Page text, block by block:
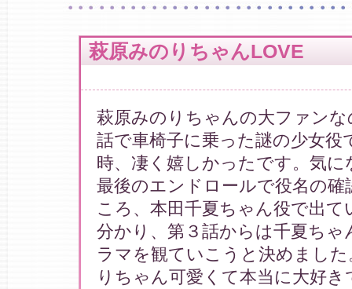
萩原みのりちゃんLOVE
萩原みのりちゃんの大ファンな
話で車椅子に乗った謎の少女役
時、凄く嬉しかったです。気に
最後のエンドロールで役名の確
ころ、本田千夏ちゃん役で出て
分かり、第３話からは千夏ちゃ
ラマを観ていこうと決めまし
りちゃん可愛くて本当に大好き